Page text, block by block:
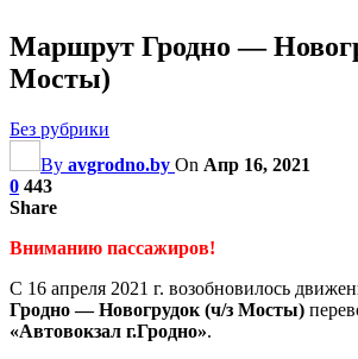
Маршрут Гродно —
Мосты)
Без рубрики
By avgrodno.by On Апр 16, 2021
0 443
Share
Вниманию пассажиров!
С 16 апреля 2021 г. возобновилось
Гродно — Новогрудок (ч/з Мосты)
«Автовокзал г.Гродно».